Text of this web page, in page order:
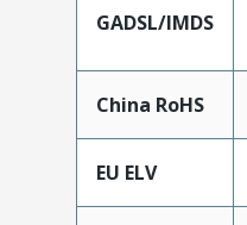
GADSL/IMDS
China RoHS
EU ELV